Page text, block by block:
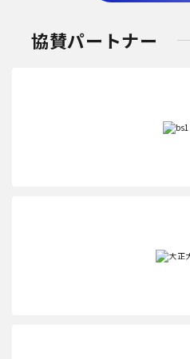
協賛パートナー